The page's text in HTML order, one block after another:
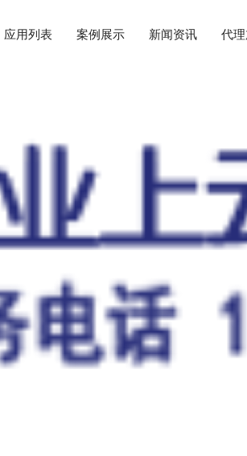
应用列表 案例展示 新闻资讯 代